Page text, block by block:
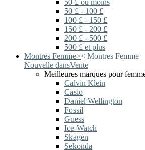
50 £ ou moins
50 £ - 100 £
100 £ - 150 £
150 £ - 200 £
200 £ - 500 £
500 £ et plus
Montres Femme>< Montres Femme
Nouvelle dansVente
Meilleures marques pour
Calvin Klein
Casio
Daniel Wellington
Fossil
Guess
Ice-Watch
Skagen
Sekonda